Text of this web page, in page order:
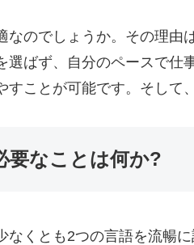
なのでしょうか。その理由
選ばず、自分のペースで仕
すことが可能です。そして
要なことは何か?
なくとも2つの言語を流暢